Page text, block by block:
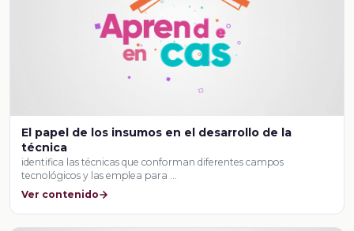
El papel de los insumos en el desarrollo de la
técnica
identifica las técnicas que conforman diferentes campos
tecnológicos y las emplea para …
Ver contenido